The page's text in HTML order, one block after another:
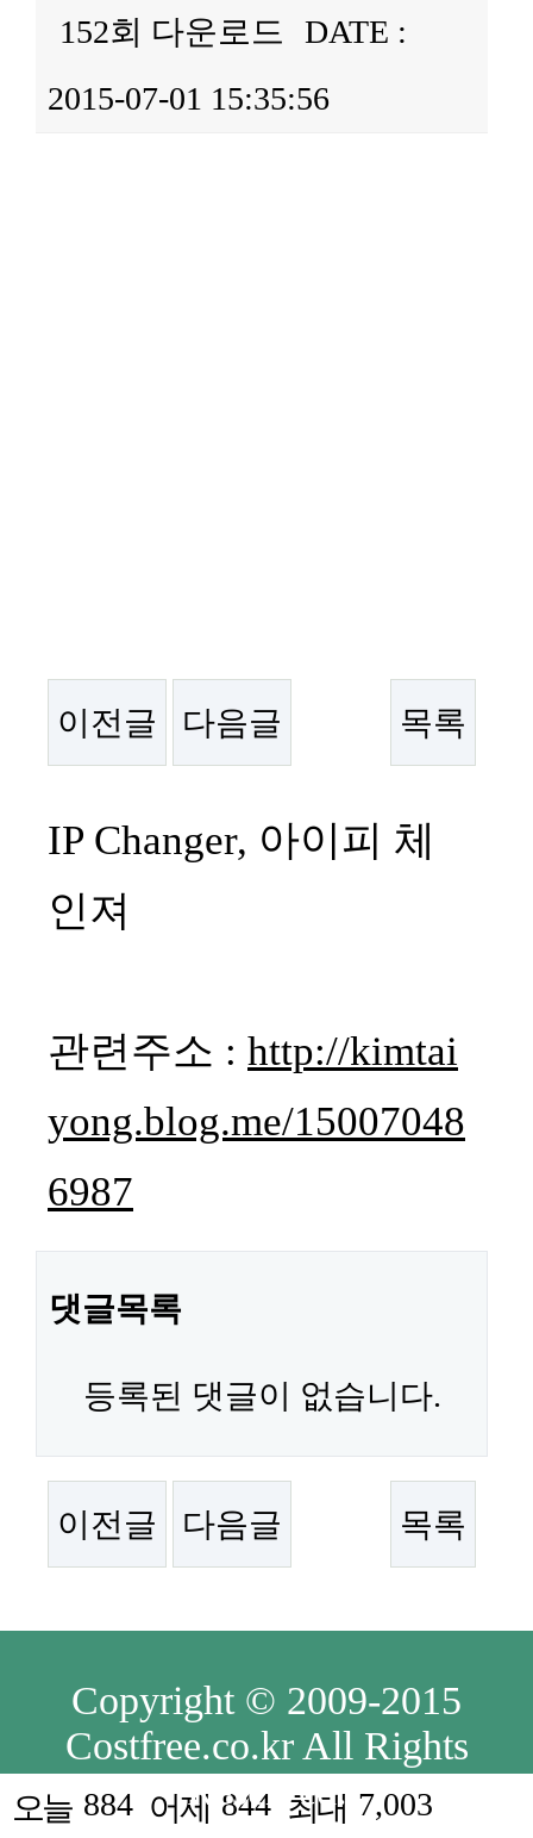
152회 다운로드
DATE :
2015-07-01 15:35:56
이전글 다음글 목록
본문
IP Changer, 아이피 체
인져
관련주소 : http://kimtai
yong.blog.me/15007048
6987
댓글목록
등록된 댓글이 없습니다.
이전글 다음글 목록
Copyright © 2009-2015
Costfree.co.kr All Rights
Reserved.
오늘 884 어제 844 최대 7,003